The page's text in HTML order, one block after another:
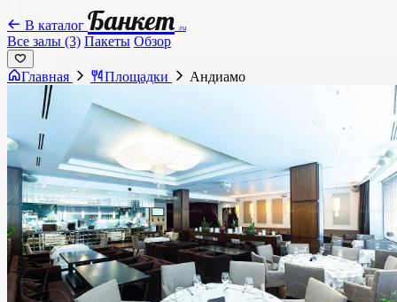
В каталог Банкет .ru
Все залы (3) Пакеты Обзор
Главная Площадки Андиамо